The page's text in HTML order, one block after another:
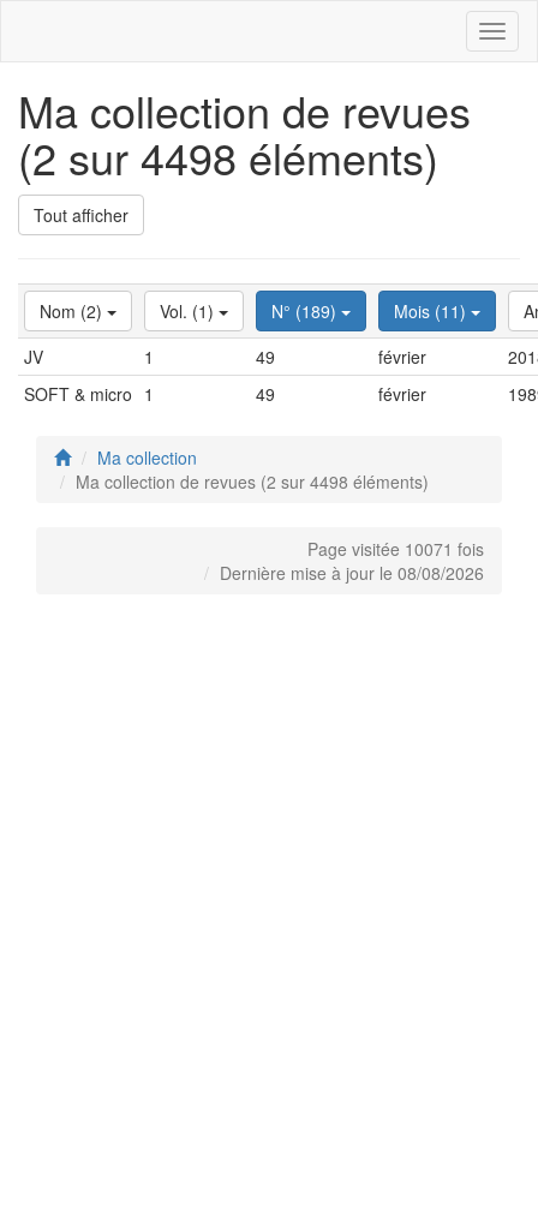
Ma collection de revues
(2 sur 4498 éléments)
Tout afficher
Nom (2) Vol. (1) N° (189) Mois (11)
JV
1 49 février
SOFT & micro 1 49 février
Ma collection
Ma collection de revues (2 sur 4498 éléments)
Page visitée 10071 fois
Dernière mise à jour le 08/08/2026